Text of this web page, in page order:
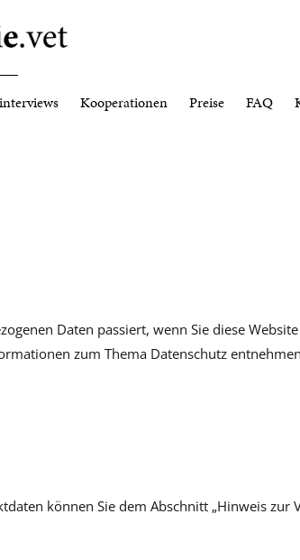
Kooperationen Preise FAQ
Daten passiert, wenn Sie diese
zum Thema Datenschutz
können Sie dem Abschnitt „Hinweis zur